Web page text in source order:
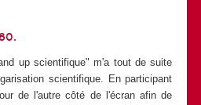
up scientifique" m'a tout de suite
scientifique. En participant
de l'autre côté de l'écran afin de